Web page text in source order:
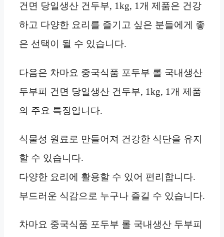
건면 당일생산 건두부, 1kg, 1개 제품은 건강
하고 다양한 요리를 즐기고 싶은 분들에게 좋
은 선택이 될 수 있습니다.
다음은 차마요 중국식품 포두부 롤 국내생산
두부피 건면 당일생산 건두부, 1kg, 1개 제품
의 주요 특징입니다.
식물성 원료로 만들어져 건강한 식단을 유지
할 수 있습니다.
다양한 요리에 활용할 수 있어 편리합니다.
부드러운 식감으로 누구나 즐길 수 있습니다.
차마요 중국식품 포두부 롤 국내생산 두부피